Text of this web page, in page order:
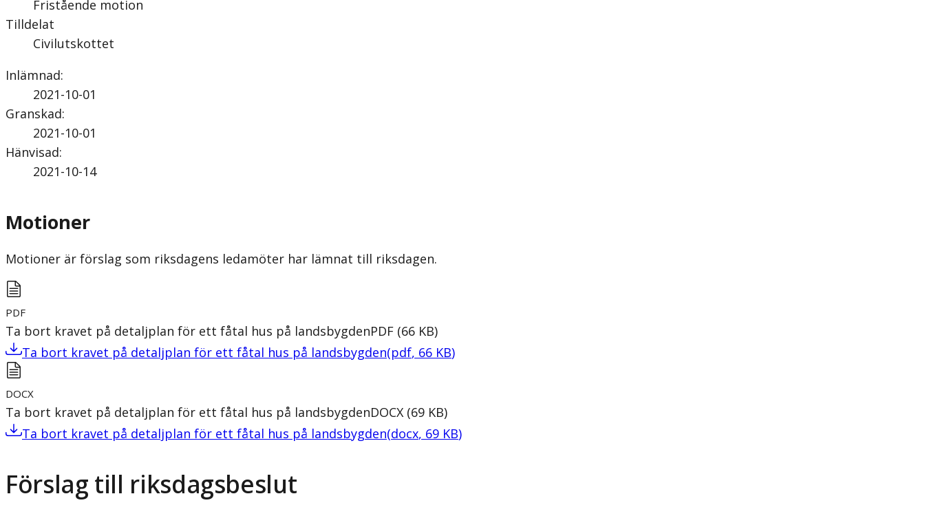
Fristående motion
Tilldelat
Civilutskottet
Inlämnad:
2021-10-01
Granskad:
2021-10-01
Hänvisad:
2021-10-14
Motioner
Motioner är förslag som riksdagens ledamöter har lämnat till riksdagen.
PDF
Ta bort kravet på detaljplan för ett fåtal hus på landsbygdenPDF (66 KB)
Ta bort kravet på detaljplan för ett fåtal hus på landsbygden(pdf, 66 KB)
DOCX
Ta bort kravet på detaljplan för ett fåtal hus på landsbygdenDOCX (69 KB)
Ta bort kravet på detaljplan för ett fåtal hus på landsbygden(docx, 69 KB)
Förslag till riksdagsbeslut